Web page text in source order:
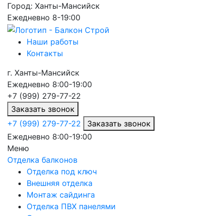
Город: Ханты-Мансийск
Ежедневно 8-19:00
Наши работы
Контакты
г. Ханты-Мансийск
Ежедневно 8:00-19:00
+7 (999) 279-77-22
Заказать звонок
+7 (999) 279-77-22
Заказать звонок
Ежедневно 8:00-19:00
Меню
Отделка балконов
Отделка под ключ
Внешняя отделка
Монтаж сайдинга
Отделка ПВХ панелями